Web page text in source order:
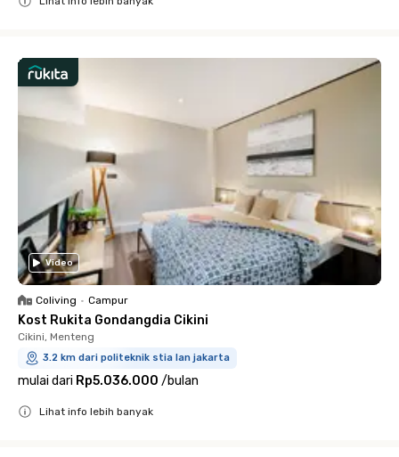
Video
Coliving • Campur
Kost Rukita Gondangdia Cikini
Cikini, Menteng
3.2 km dari politeknik stia lan jakarta
mulai dari Rp5.036.000 /bulan
Lihat info lebih banyak